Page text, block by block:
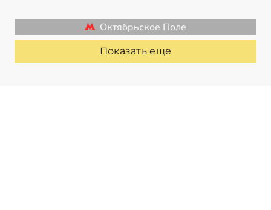
Октябрьское Поле
Показать еще